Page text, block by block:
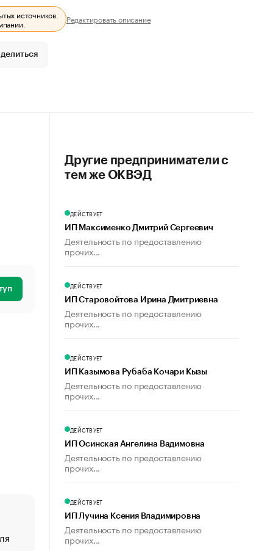
источников.
Редактировать описание
«От спорта тело стареет иначе». Как живет глава
Другие предприниматели с
тем же ОКВЭД
ДЕЙСТВУЕТ
ИП Максименко Дмитрий Сергеевич
Деятельность по предоставлению
прочих...
ДЕЙСТВУЕТ
ИП Старовойтова Ирина Дмитриевна
Деятельность по предоставлению
прочих...
ДЕЙСТВУЕТ
ИП Казымова Рубаба Кочари Кызы
Деятельность по предоставлению
прочих...
ДЕЙСТВУЕТ
ИП Осинская Ангелина Вадимовна
Деятельность по предоставлению
прочих...
ДЕЙСТВУЕТ
ИП Лучина Ксения Владимировна
Деятельность по предоставлению
прочих...